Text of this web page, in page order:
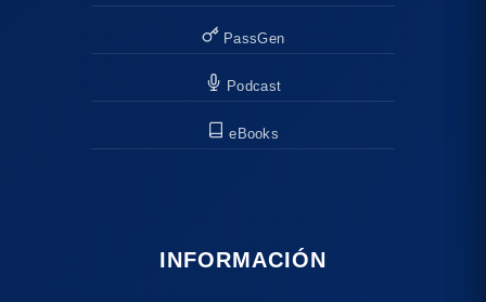
PassGen
Podcast
eBooks
INFORMACIÓN